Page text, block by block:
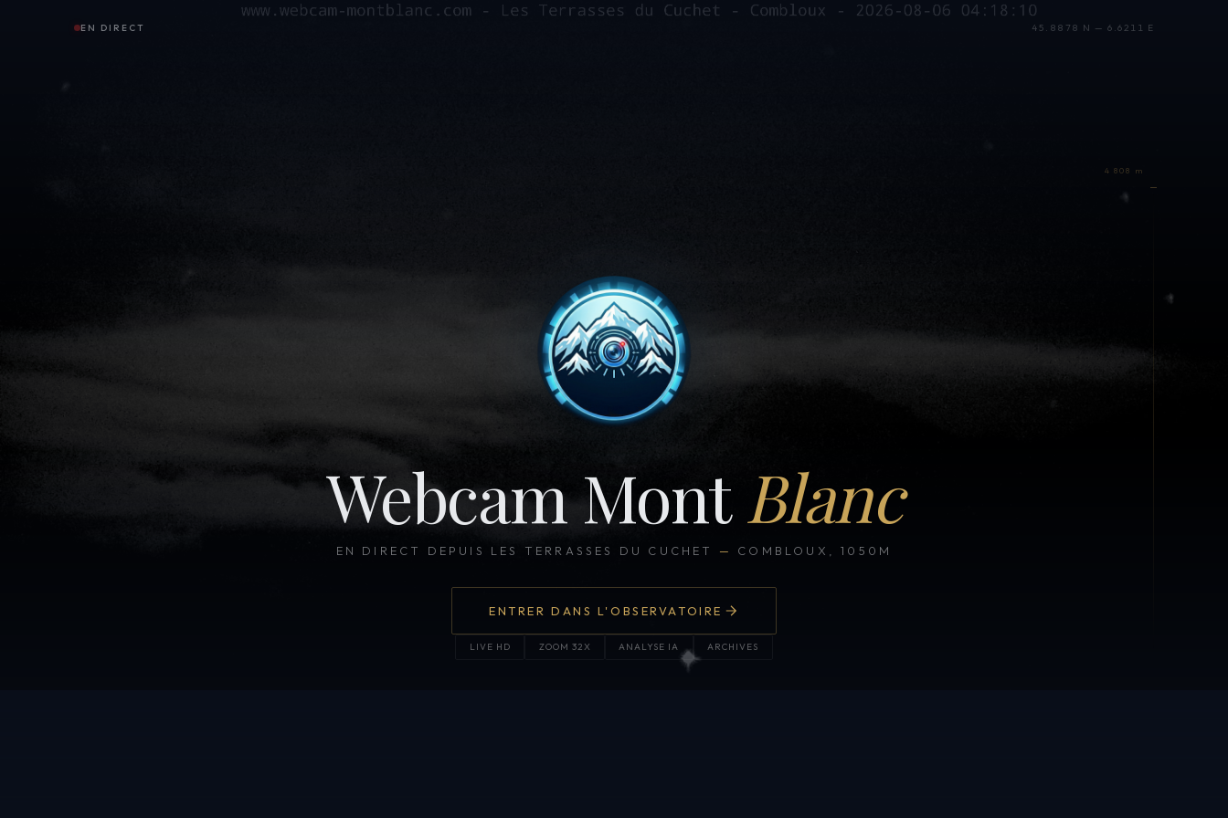
EN DIRECT 45.8878 N — 6.6211 E
Webcam Mont Blanc
EN DIRECT DEPUIS LES TERRASSES DU CUCHET — COMBLOUX, 1050M
ENTRER DANS L'OBSERVATOIRE
LIVE HD ZOOM 32X ANALYSE IA ARCHIVES